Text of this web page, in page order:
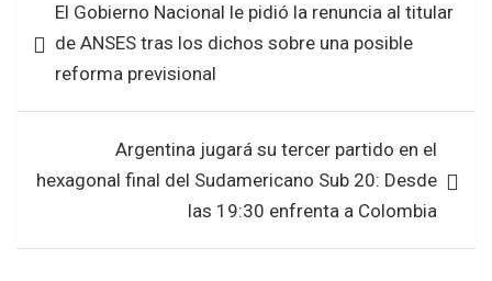
o
o
A
p
entradas
El Gobierno Nacional le pidió la renuncia al titular
de ANSES tras los dichos sobre una posible
reforma previsional
Argentina jugará su tercer partido en el
hexagonal final del Sudamericano Sub 20: Desde
las 19:30 enfrenta a Colombia